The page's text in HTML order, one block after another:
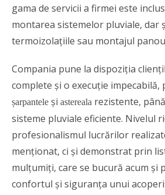
gama de servicii a firmei este
montarea sistemelor pluviale, dar
termoizolațiile sau montajul
Compania pune la dispoziția
complete și o execuție impecabilă,
șarpantele și astereala rezistente,
sisteme pluviale eficiente. Nivelul
profesionalismul lucrărilor
menționat, ci și demonstrat prin
mulțumiți, care se bucură acum și
confortul și siguranța unui